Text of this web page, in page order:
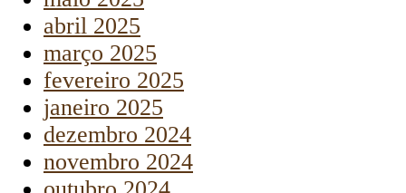
abril 2025
março 2025
fevereiro 2025
janeiro 2025
dezembro 2024
novembro 2024